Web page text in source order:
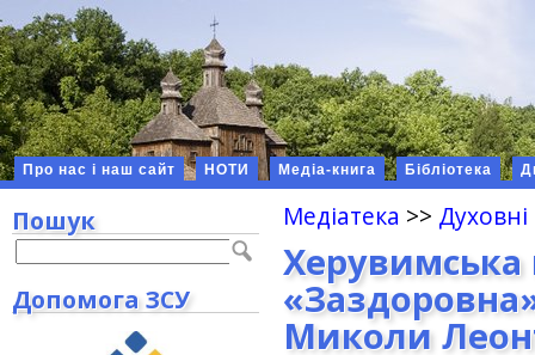
Про нас і наш сайт НОТИ Медіа-книга Бібліотека
Медіатека >>
Херувимська
Миколи
Пошук
Допомога ЗСУ